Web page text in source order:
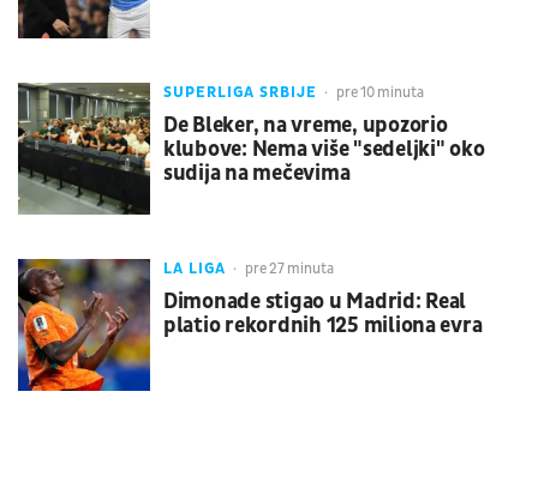
SUPERLIGA SRBIJE pre 10 minuta
De Bleker, na vreme, upozorio
klubove: Nema više "sedeljki" oko
sudija na mečevima
LA LIGA pre 27 minuta
Dimonade stigao u Madrid: Real
platio rekordnih 125 miliona evra